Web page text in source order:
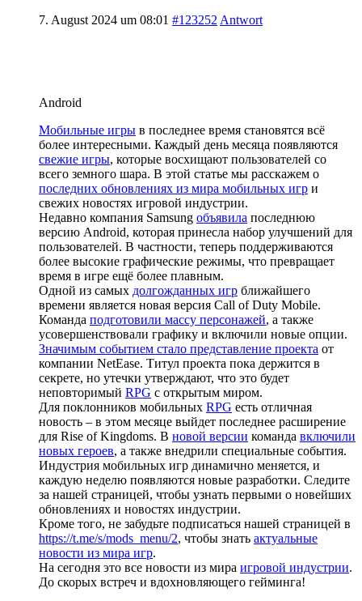
7. August 2024 um 08:01 #123252 Antwort
Android
Мобильные игры в последнее время становятся всё
более интересными. Каждый день месяца появляются
свежие игры, которые восхищают пользователей со
всего земного шара. В этой статье мы расскажем о
последних обновлениях из мира мобильных игр и
свежих новостях игровой индустрии.
Недавно компания Samsung объявила последнюю
версию Android, которая принесла набор улучшений для
пользователей. В частности, теперь поддерживаются
более высокие графические режимы, что превращает
время в игре ещё более плавным.
Одной из самых долгожданных игр ближайшего
времени является новая версия Call of Duty Mobile.
Команда подготовили массу персонажей, а также
усовершенствовали графику и включили новые опции.
Значимым событием стало представление проекта от
компании NetEase. Титул проекта пока держится в
секрете, но утечки утверждают, что это будет
неповторимый RPG с открытым миром.
Для поклонников мобильных RPG есть отличная
новость – в этом месяце выйдет последнее расширение
для Rise of Kingdoms. В новой версии команда включили
новых героев, а также внедрили специальные события.
Индустрия мобильных игр динамично меняется, и
каждую неделю появляются новые разработки. Следите
за нашей страницей, чтобы узнать первыми о новейших
обновлениях и новостях индустрии.
Кроме того, не забудьте подписаться нашей страницей в
https://t.me/s/mods_menu/2, чтобы знать актуальные
новости из мира игр.
На сегодня это все новости из мира игровой индустрии.
До скорых встреч и вдохновляющего гейминга!